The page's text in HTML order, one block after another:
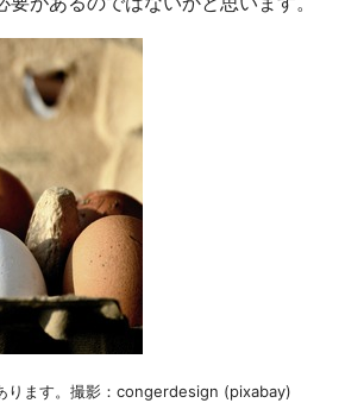
ります。撮影：congerdesign (pixabay)